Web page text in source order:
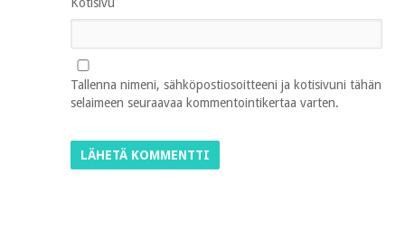
Tallenna nimeni, sähköpostiosoitteeni ja kotisivuni tähän
selaimeen seuraavaa kommentointikertaa varten.